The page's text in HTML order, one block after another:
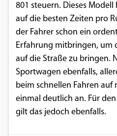
801 steuern. Dieses
auf die besten Zeiten pro
der Fahrer schon ein
Erfahrung mitbringen, um
auf die Straße zu bringen.
Sportwagen ebenfalls,
beim schnellen Fahren auf
einmal deutlich an. Für
gilt das jedoch ebenfalls.